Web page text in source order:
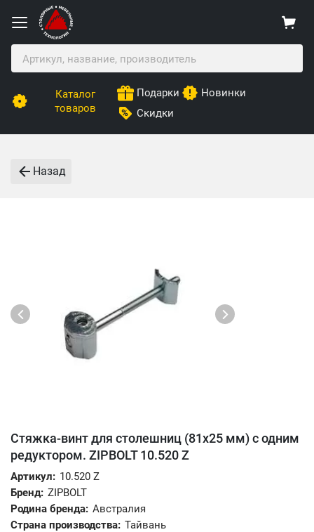
Каталог
товаров
Подарки
Новинки
Скидки
Назад
Стяжка-винт для столешниц (81х25 мм) с одним
редуктором. ZIPBOLT 10.520 Z
Артикул: 10.520 Z
Бренд: ZIPBOLT
Родина бренда: Австралия
Страна производства: Тайвань